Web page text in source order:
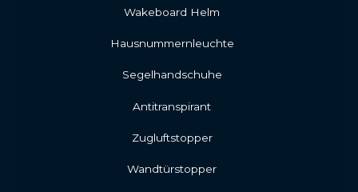
Wakeboard Helm
Hausnummernleuchte
Segelhandschuhe
Antitranspirant
Zugluftstopper
Wandtürstopper